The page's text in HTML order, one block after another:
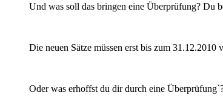
Und was soll das bringen eine Überprüfung? Du
Die neuen Sätze müssen erst bis zum
Oder was erhoffst du dir durch eine